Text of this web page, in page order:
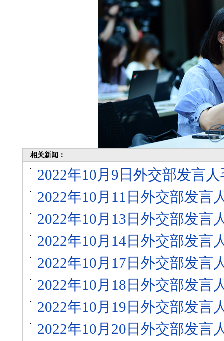
相关新闻：
2022年10月9日外交部发言
2022年10月11日外交部发言
2022年10月13日外交部发言
2022年10月14日外交部发言
2022年10月17日外交部发言
2022年10月18日外交部发言
2022年10月19日外交部发言
2022年10月20日外交部发言